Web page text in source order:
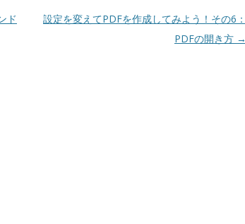
ド
設定を変えてPDFを作成してみよう！その6：
PDFの開き方 →